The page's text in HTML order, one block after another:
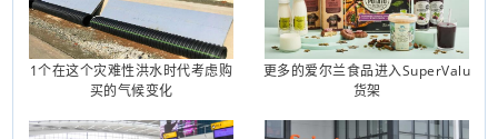
1个在这个灾难性洪水时代考虑购
买的气候变化
更多的爱尔兰食品进入SuperValu
货架